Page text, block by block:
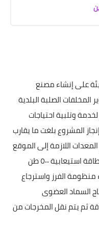
على إنشاء مصنع
المخلفات الصلبة البلدية
على مساحة ١٨ فدان لخدمة وتلبية احتياجات
المشروع بلغت ما يقارب
اللازمة إلى الموقع
بتكلفة مالية قدرها ١٨٠ مليون جنية وبطاقة استيعابية ٥٠٠ طن
خط متكامل من ٣ أجزاء منظومة الفرز واسترجاع
السماد العضوى
ثم يتم نقل المخرجات من